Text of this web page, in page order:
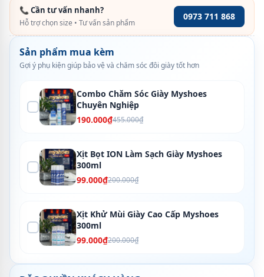
📞 Cần tư vấn nhanh?
Hỗ trợ chọn size • Tư vấn sản phẩm
0973 711 868
Sản phẩm mua kèm
Gợi ý phụ kiện giúp bảo vệ và chăm sóc đôi giày tốt hơn
Combo Chăm Sóc Giày Myshoes
Chuyên Nghiệp
190.000₫455.000₫
Xịt Bọt ION Làm Sạch Giày Myshoes
300ml
99.000₫200.000₫
Xịt Khử Mùi Giày Cao Cấp Myshoes
300ml
99.000₫200.000₫